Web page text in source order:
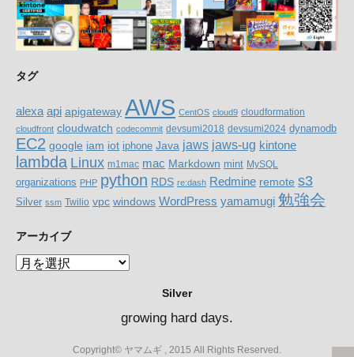
タグ
alexa api apigateway AWS CentOS cloud9 cloudformation
cloudfront cloudwatch codecommit devsumi2018 devsumi2024 dynamodb
EC2 google iam iot iphone Java jaws jaws-ug kintone
lambda Linux m1mac mac Markdown mint MySQL
organizations PHP python RDS re:dash Redmine remote s3
Silver ssm Twilio vpc windows WordPress yamamugi 勉強会
アーカイブ
ア
Silver
growing hard days.
Copyright© ヤマムギ , 2015 All Rights Reserved.